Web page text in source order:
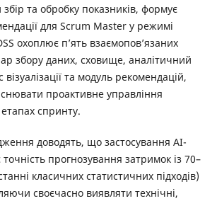
та обробку показників, формує
для Scrum Master у режимі
охоплює п’ять взаємопов’язаних
збору даних, сховище, аналітичний
та модуль рекомендацій,
проактивне управління
спринту.
доводять, що застосування AI-
прогнозування затримок із 70–
класичних статистичних підходів)
своєчасно виявляти технічні,